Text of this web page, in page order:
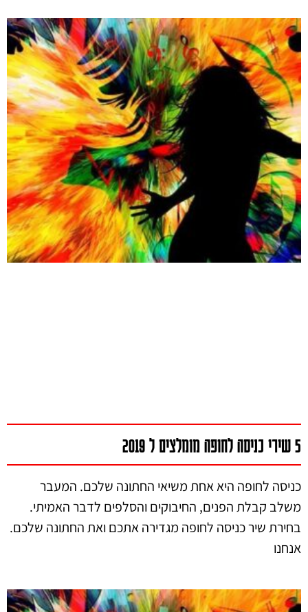
5 שירי כניסה לחופה מומלצים ל 2019
כניסה לחופה היא אחת משיאי החתונה שלכם. המעבר
משלב קבלת הפנים, החיבוקים והסלפים לדבר האמיתי.
בחירת שיר כניסה לחופה מגדירה אתכם ואת החתונה שלכם.
אנחנו